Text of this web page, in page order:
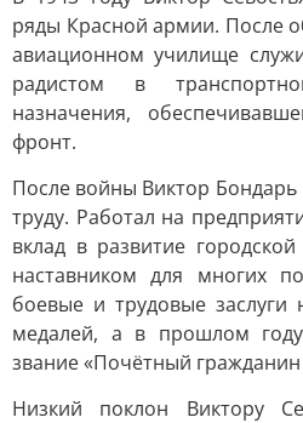
ряды Красной армии. После
авиационном училище
радистом в
назначения,
фронт.
После войны Виктор
труду. Работал на
вклад в развитие
наставником для многих
боевые и трудовые заслуги
медалей, а в прошлом
звание «Почётный
Низкий поклон Виктору